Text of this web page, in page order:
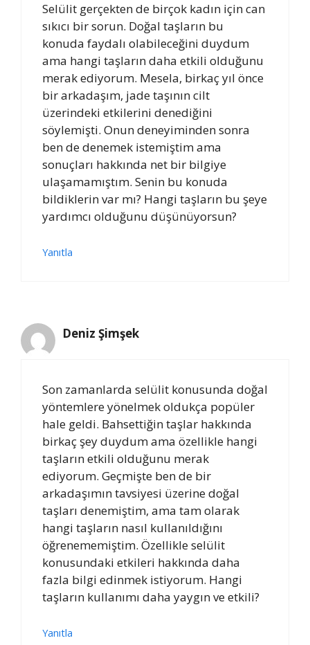
Selülit gerçekten de birçok kadın için can
sıkıcı bir sorun. Doğal taşların bu
konuda faydalı olabileceğini duydum
ama hangi taşların daha etkili olduğunu
merak ediyorum. Mesela, birkaç yıl önce
bir arkadaşım, jade taşının cilt
üzerindeki etkilerini denediğini
söylemişti. Onun deneyiminden sonra
ben de denemek istemiştim ama
sonuçları hakkında net bir bilgiye
ulaşamamıştım. Senin bu konuda
bildiklerin var mı? Hangi taşların bu şeye
yardımcı olduğunu düşünüyorsun?
Yanıtla
Deniz Şimşek
Son zamanlarda selülit konusunda doğal
yöntemlere yönelmek oldukça popüler
hale geldi. Bahsettiğin taşlar hakkında
birkaç şey duydum ama özellikle hangi
taşların etkili olduğunu merak
ediyorum. Geçmişte ben de bir
arkadaşımın tavsiyesi üzerine doğal
taşları denemiştim, ama tam olarak
hangi taşların nasıl kullanıldığını
öğrenememiştim. Özellikle selülit
konusundaki etkileri hakkında daha
fazla bilgi edinmek istiyorum. Hangi
taşların kullanımı daha yaygın ve etkili?
Yanıtla